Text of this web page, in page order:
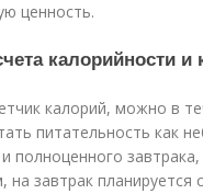
ценность.
калорийности и
калорий, можно в
питательность как
и полноценного
завтрак планируется